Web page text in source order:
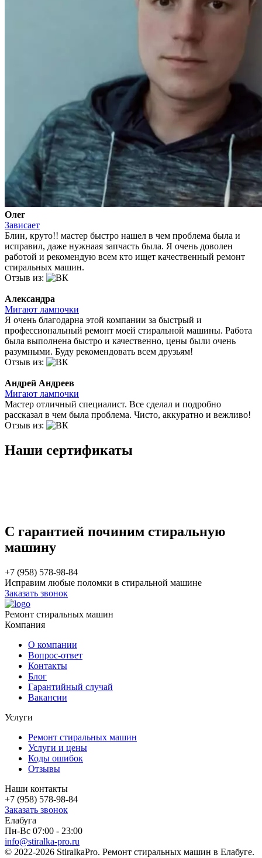
Олег
Зависает
Блин, круто!! мастер быстро нашел в чем проблема была и
исправил, даже нужнаая запчасть была. Я очень доволен
работой и рекомендую всем кто ищет качественный ремонт
стиральных машин.
Отзыв из:
Александра
Мигают лампочки
Я очень благодарна этой компании за быстрый и
профессиональный ремонт моей стиральной машины. Работа
была выполнена быстро и качественно, цены были очень
разумными. Буду рекомендовать всем друзьям!
Отзыв из:
Андрей Андреев
Мигают лампочки
Мастер отличный специалист. Все сделал и подробно
рассказал в чем была проблема. Чисто, аккуратно и вежливо!
Отзыв из:
Наши сертификаты
С гарантией починим стиральную
машину
+7 (958) 578-98-84
Исправим любые поломки в стиральной машине
Заказать звонок
Ремонт стиральных машин
Компания
О компании
Вопрос-ответ
Контакты
Блог
Гарантийный случай
Вакансии
Услуги
Ремонт стиральных машин
Услуги и цены
Коды ошибок
Отзывы
Наши контакты
+7 (958) 578-98-84
Заказать звонок
Елабуга
Пн-Вс 07:00 - 23:00
info@stiralka-pro.ru
© 2022-2026 StiralkaPro. Ремонт стиральных машин в Елабуге.